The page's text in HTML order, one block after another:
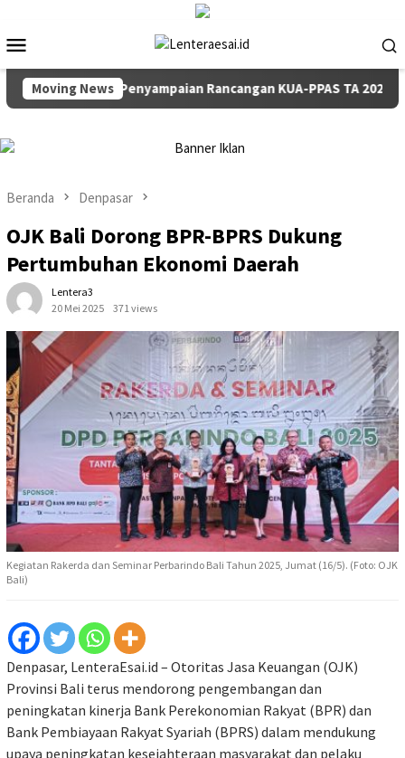
konten
Mobile
Moving News
Penyampaian Rancangan KUA-PPAS TA 2027
Beranda Denpasar
OJK Bali Dorong BPR-BPRS Dukung
Pertumbuhan Ekonomi Daerah
Lentera3
20 Mei 2025
371 views
Kegiatan Rakerda dan Seminar Perbarindo Bali Tahun 2025, Jumat (16/5). (Foto: OJK
Bali)
Denpasar, LenteraEsai.id – Otoritas Jasa Keuangan (OJK)
Provinsi Bali terus mendorong pengembangan dan
peningkatan kinerja Bank Perekonomian Rakyat (BPR) dan
Bank Pembiayaan Rakyat Syariah (BPRS) dalam mendukung
upaya peningkatan kesejahteraan masyarakat dan pelaku